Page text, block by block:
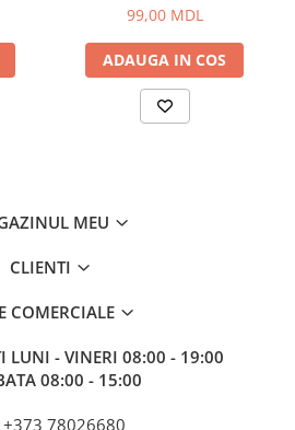
99,00 MDL
ADAUGA IN COS
MEU
CLIENTI
COMERCIALE
LUNI - VINERI 08:00 - 19:00
08:00 - 15:00
+373 78026680